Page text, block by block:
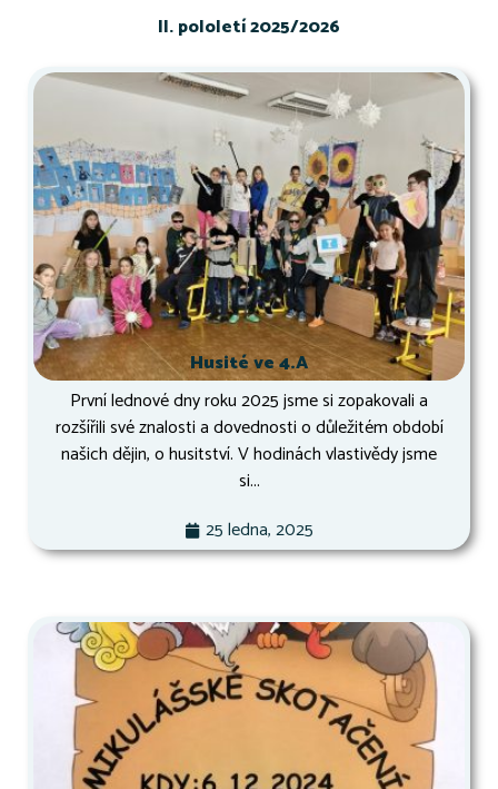
II. pololetí 2025/2026
Husité ve 4.A
První lednové dny roku 2025 jsme si zopakovali a
rozšířili své znalosti a dovednosti o důležitém období
našich dějin, o husitství. V hodinách vlastivědy jsme
si...
25 ledna, 2025